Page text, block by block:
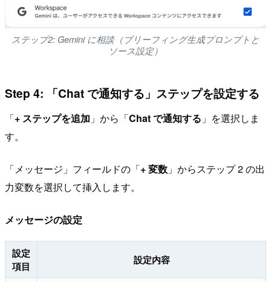
ステップ2: Gemini に相談（ブリーフィング生成プロンプトと
ソース設定）
Step 4: 「Chat で通知する」ステップを設定する
「+ ステップを追加 」から「Chat で通知する 」を選択しま
す。
「メッセージ」フィールドの「+ 変数 」からステップ 2 の出
力変数を選択して挿入します。
メッセージの設定
設定
項目
設定内容